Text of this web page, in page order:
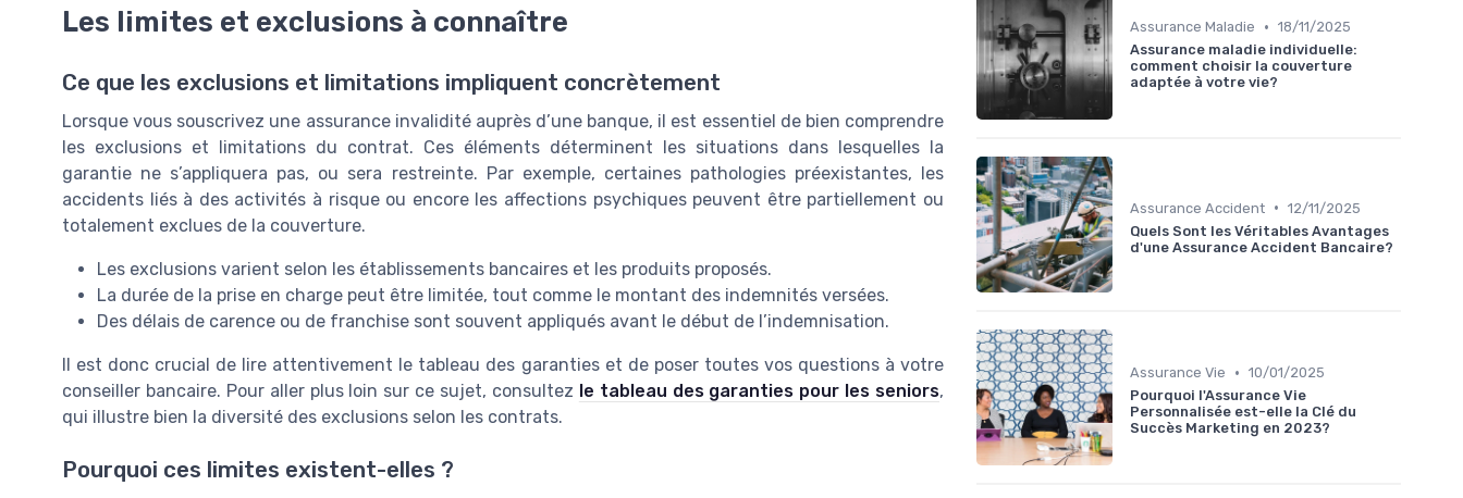
Les limites et exclusions à connaître
Ce que les exclusions et limitations impliquent concrètement
Lorsque vous souscrivez une assurance invalidité auprès d’une banque, il est essentiel de bien comprendre
les exclusions et limitations du contrat. Ces éléments déterminent les situations dans lesquelles la
garantie ne s’appliquera pas, ou sera restreinte. Par exemple, certaines pathologies préexistantes, les
accidents liés à des activités à risque ou encore les affections psychiques peuvent être partiellement ou
totalement exclues de la couverture.
Les exclusions varient selon les établissements bancaires et les produits proposés.
La durée de la prise en charge peut être limitée, tout comme le montant des indemnités versées.
Des délais de carence ou de franchise sont souvent appliqués avant le début de l’indemnisation.
Il est donc crucial de lire attentivement le tableau des garanties et de poser toutes vos questions à votre
conseiller bancaire. Pour aller plus loin sur ce sujet, consultez le tableau des garanties pour les seniors,
qui illustre bien la diversité des exclusions selon les contrats.
Pourquoi ces limites existent-elles ?
Assurance Maladie • 18/11/2025
Assurance maladie individuelle:
comment choisir la couverture
adaptée à votre vie?
Assurance Accident • 12/11/2025
Quels Sont les Véritables Avantages
d'une Assurance Accident Bancaire?
Assurance Vie • 10/01/2025
Pourquoi l'Assurance Vie
Personnalisée est-elle la Clé du
Succès Marketing en 2023?